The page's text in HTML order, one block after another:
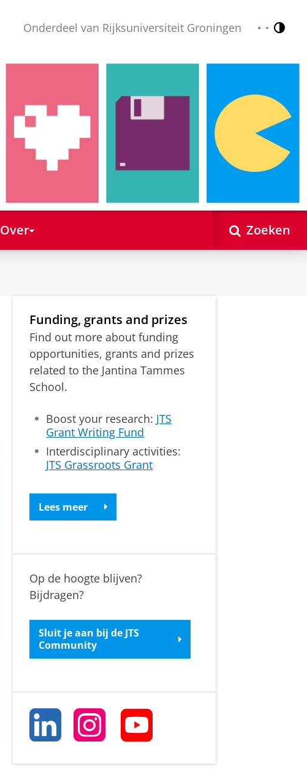
Onderdeel van Rijksuniversiteit Groningen Nederlands
English
Over Zoeken
Funding, grants and prizes
Find out more about funding
opportunities, grants and prizes
related to the Jantina Tammes
School.
Boost your research: JTS
Grant Writing Fund
Interdisciplinary activities:
JTS Grassroots Grant
Lees meer
Op de hoogte blijven?
Bijdragen?
Sluit je aan bij de JTS
Community